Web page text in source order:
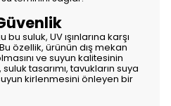
bu suluk, UV ışınlarına karşı
özellik, ürünün dış mekan
ve suyun kalitesinin
tasarımı, tavukların suya
kirlenmesini önleyen bir